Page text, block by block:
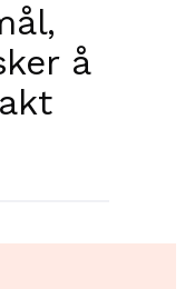
å